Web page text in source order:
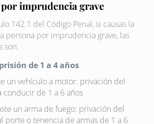
imprudencia grave
142.1 del Código Penal, si causas la
persona por imprudencia grave, las
son:
de 1 a 4 años
un vehículo a motor: privación del
conducir de 1 a 6 años
un arma de fuego: privación del
porte o tenencia de armas de 1 a 6